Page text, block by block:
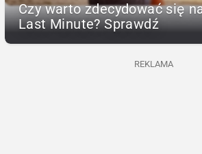
Czy warto zdecydować się
Last Minute? Sprawdź
REKLAMA